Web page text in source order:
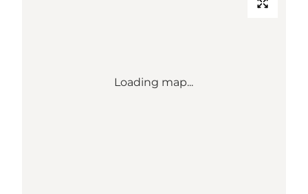
Loading map...